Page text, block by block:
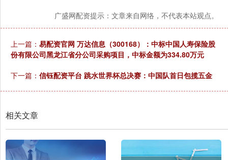
广盛网配资提示：文章来自网络，不代表本站观点。
上一篇： 易配资官网 万达信息（300168）：中标中国人寿保险股
份有限公司黑龙江省分公司采购项目，中标金额为334.80万元
下一篇： 信钰配资平台 跳水世界杯总决赛：中国队首日包揽五金
相关文章